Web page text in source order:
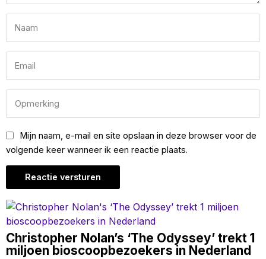
Mijn naam, e-mail en site opslaan in deze browser voor de
volgende keer wanneer ik een reactie plaats.
Christopher Nolan’s ‘The Odyssey’ trekt 1
miljoen bioscoopbezoekers in Nederland